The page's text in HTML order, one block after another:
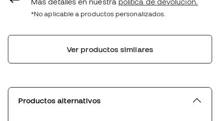
*No aplicable a productos personalizados.
Ver productos similares
Productos alternativos